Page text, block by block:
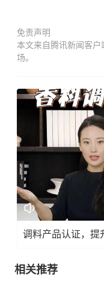
免责声明
本文来自腾讯新闻客
场。
调料产品认证，提
相关推荐